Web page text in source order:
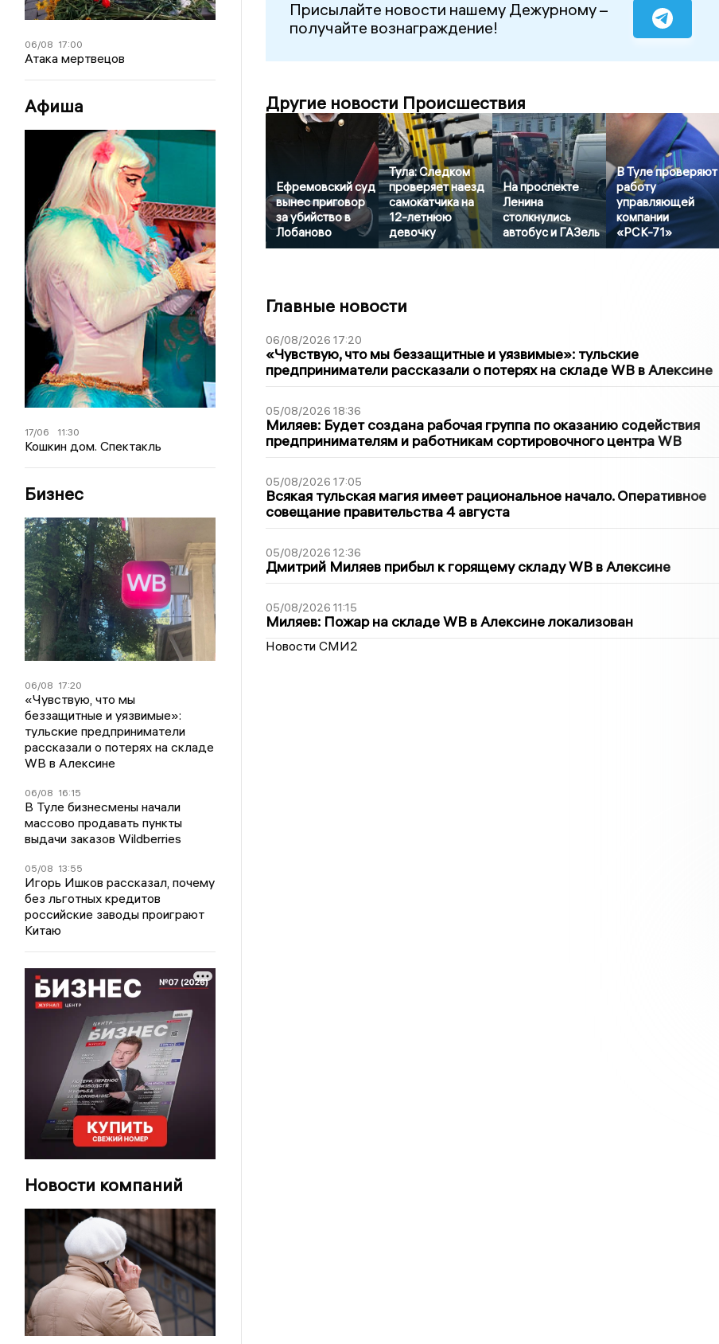
06/08 17:00
Атака мертвецов
Афиша
17/06 11:30
Кошкин дом. Спектакль
Бизнес
06/08 17:20
«Чувствую, что мы
беззащитные и уязвимые»:
тульские предприниматели
рассказали о потерях на складе
WB в Алексине
06/08 16:15
В Туле бизнесмены начали
массово продавать пункты
выдачи заказов Wildberries
05/08 13:55
Игорь Ишков рассказал, почему
без льготных кредитов
российские заводы проиграют
Китаю
Новости компаний
Присылайте новости нашему Дежурному –
получайте вознаграждение!
Другие новости Происшествия
Ефремовский суд
вынес приговор
за убийство в
Лобаново
Тула: Следком
проверяет наезд
самокатчика на
12-летнюю
девочку
На проспекте
Ленина
столкнулись
автобус и ГАЗель
В Туле проверяют
работу
управляющей
компании
«РСК-71»
Главные новости
06/08/2026 17:20
«Чувствую, что мы беззащитные и уязвимые»: тульские
предприниматели рассказали о потерях на складе WB в Алексине
05/08/2026 18:36
Миляев: Будет создана рабочая группа по оказанию содействия
предпринимателям и работникам сортировочного центра WB
05/08/2026 17:05
Всякая тульская магия имеет рациональное начало. Оперативное
совещание правительства 4 августа
05/08/2026 12:36
Дмитрий Миляев прибыл к горящему складу WB в Алексине
05/08/2026 11:15
Миляев: Пожар на складе WB в Алексине локализован
Новости СМИ2